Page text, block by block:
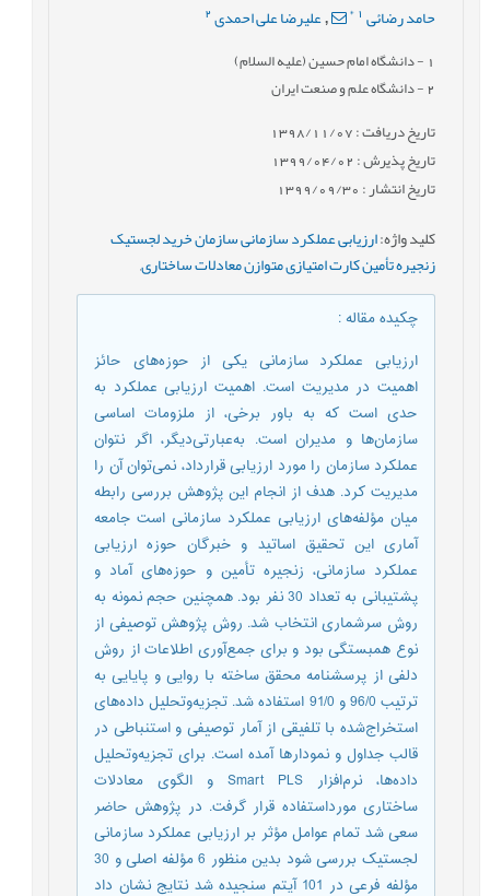
حامد رضائی *
,علیرضا علی احمدی 2
- دانشگاه امام حسین (علیه السلام)
2- دانشگاه علم و صنعت ایران
تاریخ دریافت : 1398/11/07
تاریخ پذیرش : 1399/04/02
تاریخ انتشار : 1399/09/30
کلید واژه:ارزیابی عملکرد سازمانی سازمان خرید لجستیک
زنجیره تأمین کارت امتیازی متوازن معادلات ساختاری,
چکیده مقاله:
ارزیابی عملکرد سازمانی یکی از حوزه‌های حائز
اهمیت در مدیریت است. اهمیت ارزیابی عملکرد به
حدی است که به باور برخی، از ملزومات اساسی
سازمان‌ها و مدیران است. به‌عبارتی‌دیگر، اگر نتوان
عملکرد سازمان را مورد ارزیابی قرارداد، نمی‌توان آن را
مدیریت کرد. هدف از انجام این پژوهش بررسی رابطه
میان مؤلفه‌های ارزیابی عملکرد سازمانی است جامعه
آماری این تحقیق اساتید و خبرگان حوزه ارزیابی
عملکرد سازمانی، زنجیره تأمین و حوزه‌های آماد و
پشتیبانی به تعداد 30 نفر بود. همچنین حجم نمونه به
روش سرشماری انتخاب شد. روش پژوهش توصیفی از
نوع همبستگی بود و برای جمع‌آوری اطلاعات از روش
دلفی از پرسشنامه محقق ساخته با روایی و پایایی به
ترتیب 96/0 و 91/0 استفاده شد. تجزیه‌وتحلیل داده‌های
استخراج‌شده با تلفیقی از آمار توصیفی و استنباطی در
قالب جداول و نمودارها آمده است. برای تجزیه‌وتحلیل
داده‌ها، نرم‌افزار Smart PLS و الگوی معادلات
ساختاری مورداستفاده قرار گرفت. در پژوهش حاضر
سعی شد تمام عوامل مؤثر بر ارزیابی عملکرد سازمانی
لجستیک بررسی شود بدین منظور 6 مؤلفه اصلی و 30
مؤلفه فرعی در 101 آیتم سنجیده شد نتایج نشان داد